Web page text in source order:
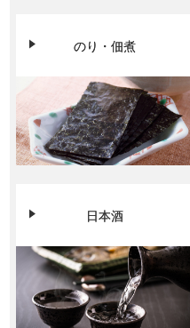
のり・佃煮
日本酒